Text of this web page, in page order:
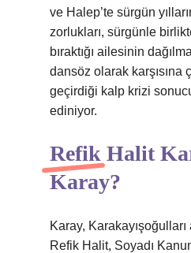
ve Halep’te sürgün
zorlukları, sürgünle
bıraktığı ailesinin
dansöz olarak karşısına
geçirdiği kalp krizi
ediniyor.
Refik Halit
Karay?
Karay,
Refik Halit, Soyadı